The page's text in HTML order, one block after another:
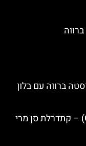
ברווה עם בלון
קתדרלת גירונה (Girona Cathedral) – קתדרלת סן מרי